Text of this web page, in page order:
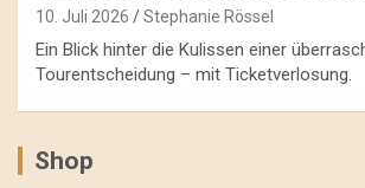
10. Juli 2026 Stephanie Rössel
Ein Blick hinter die Kulissen einer
Tourentscheidung – mit Ticketverlosung.
Shop